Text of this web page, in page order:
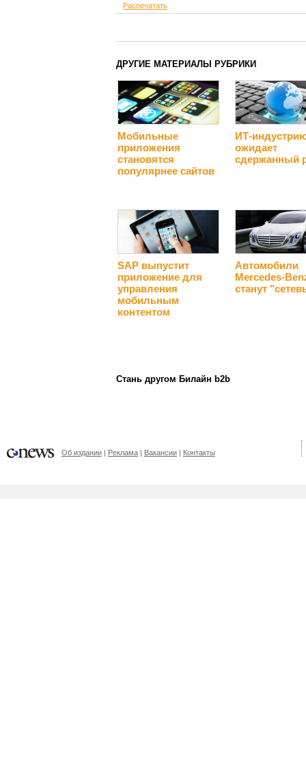
Распечатать
ДРУГИЕ МАТЕРИАЛЫ РУБРИКИ
Мобильные
приложения
становятся
популярнее сайтов
ИТ-
ожидает
сдержанный
SAP выпустит
приложение для
управления
мобильным
контентом
Автомобили
Mercedes-
станут
Стань другом Билайн b2b
Об издании Реклама Вакансии Контакты